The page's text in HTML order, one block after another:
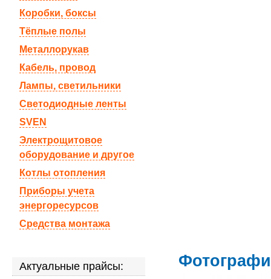
Коробки, боксы
Тёплые полы
Металлорукав
Кабель, провод
Лампы, светильники
Светодиодные ленты
SVEN
Электрощитовое
оборудование и другое
Котлы отопления
Приборы учета
энергоресурсов
Средства монтажа
Актуальные прайсы: